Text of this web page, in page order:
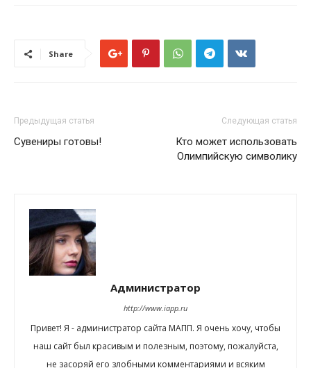
Share
Предыдущая статья
Сувениры готовы!
Следующая статья
Кто может использовать
Олимпийскую символику
Администратор
http://www.iapp.ru
Привет! Я - администратор сайта МАПП. Я очень хочу, чтобы
наш сайт был красивым и полезным, поэтому, пожалуйста,
не засоряй его злобными комментариями и всяким